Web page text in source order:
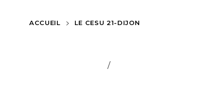
ACCUEIL > LE CESU 21-DIJON
/